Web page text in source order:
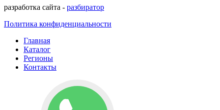
разработка сайта - разбиратор
Политика конфиденциальности
Главная
Каталог
Регионы
Контакты